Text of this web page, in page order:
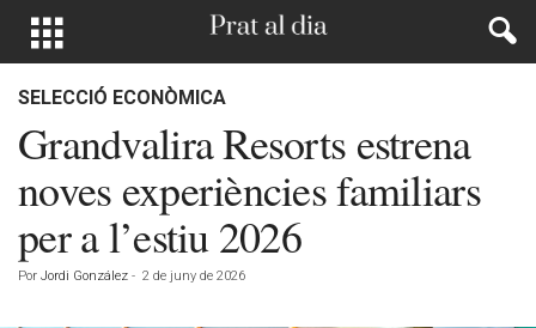
SELECCIÓ ECONÒMICA
Grandvalira Resorts estrena
noves experiències familiars
per a l’estiu 2026
Por Jordi González - 2 de juny de 2026